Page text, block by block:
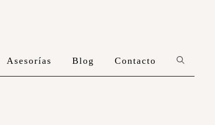
Asesorías Blog Contacto